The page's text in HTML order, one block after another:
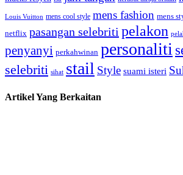
Louis Vuitton mens cool style mens fashion mens
netflix pasangan selebriti pelakon
penyanyi perkahwinan personaliti
selebriti sihat stail Style suami isteri
Artikel Yang Berkaitan